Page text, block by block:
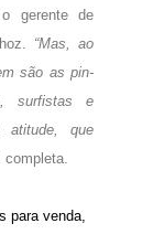
gerente de
“Mas, ao
são as pin-
surfistas e
atitude, que
completa.
para venda,